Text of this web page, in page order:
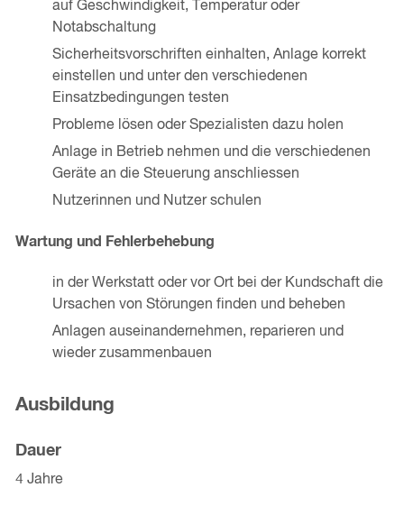
auf Geschwindigkeit, Temperatur oder
Notabschaltung
Sicherheitsvorschriften einhalten, Anlage korrekt
einstellen und unter den verschiedenen
Einsatzbedingungen testen
Probleme lösen oder Spezialisten dazu holen
Anlage in Betrieb nehmen und die verschiedenen
Geräte an die Steuerung anschliessen
Nutzerinnen und Nutzer schulen
Wartung und Fehlerbehebung
in der Werkstatt oder vor Ort bei der Kundschaft die
Ursachen von Störungen finden und beheben
Anlagen auseinandernehmen, reparieren und
wieder zusammenbauen
Ausbildung
Dauer
4 Jahre